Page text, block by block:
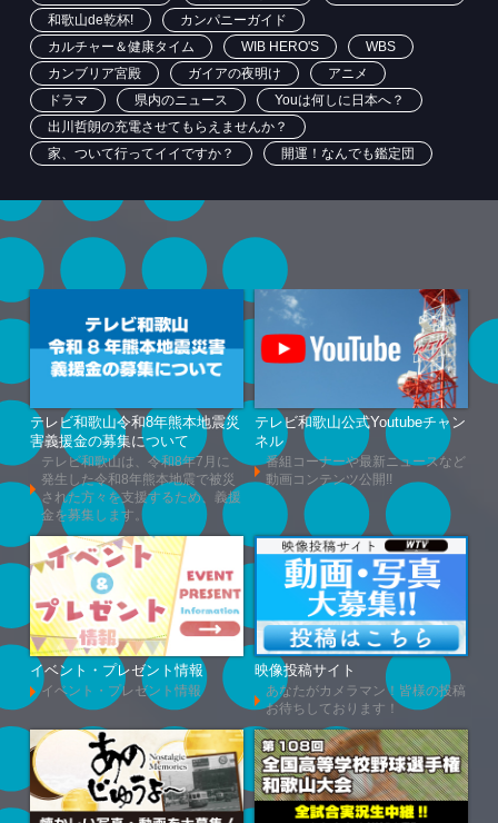
和歌山de乾杯!
カンパニーガイド
カルチャー＆健康タイム
WIB HERO'S
WBS
カンブリア宮殿
ガイアの夜明け
アニメ
ドラマ
県内のニュース
Youは何しに日本へ？
出川哲朗の充電させてもらえませんか？
家、ついて行ってイイですか？
開運！なんでも鑑定団
テレビ和歌山令和8年熊本地震災
害義援金の募集について
テレビ和歌山は、令和8年7月に
発生した令和8年熊本地震で被災
された方々を支援するため、義援
金を募集します。
テレビ和歌山公式Youtubeチャン
ネル
番組コーナーや最新ニュースなど
動画コンテンツ公開!!
イベント・プレゼント情報
イベント・プレゼント情報
映像投稿サイト
あなたがカメラマン！皆様の投稿
お待ちしております！